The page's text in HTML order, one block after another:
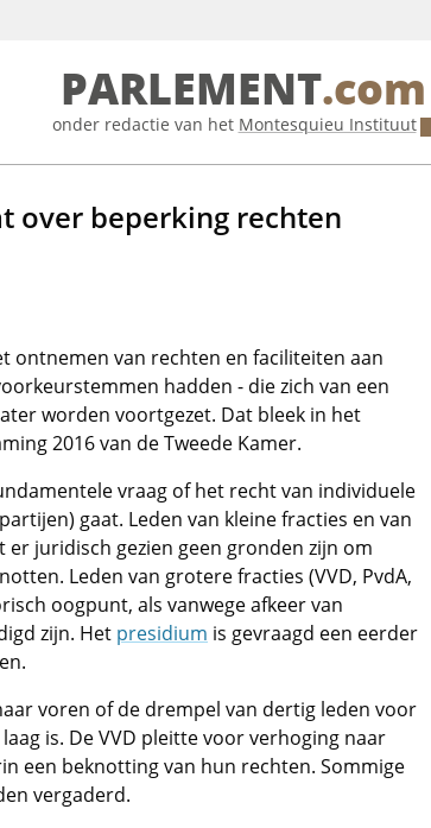
PARLEMENT.com
onder redactie van het Montesquieu Instituut
over beperking rechten
ontnemen van rechten en faciliteiten aan
hadden - die zich van een
worden voortgezet. Dat bleek in het
2016 van de Tweede Kamer.
vraag of het recht van individuele
gaat. Leden van kleine fracties en van
juridisch gezien geen gronden zijn om
Leden van grotere fracties (VVD, PvdA,
oogpunt, als vanwege afkeer van
zijn. Het presidium is gevraagd een eerder
voren of de drempel van dertig leden voor
is. De VVD pleitte voor verhoging naar
een beknotting van hun rechten. Sommige
vergaderd.